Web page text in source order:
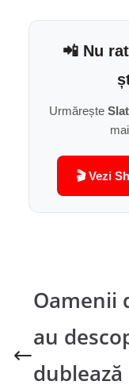
📲 Nu
Urmărește
🎬 Vezi
Oamenii
au